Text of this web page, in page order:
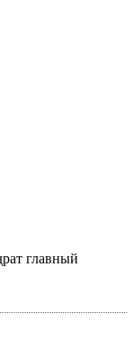
главный